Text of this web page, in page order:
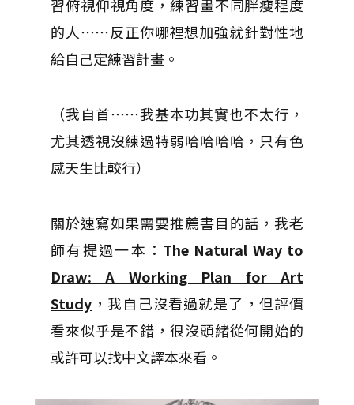
習俯視仰視角度，練習畫不同胖瘦程度
的人⋯⋯反正你哪裡想加強就針對性地
給自己定練習計畫。
（我自首⋯⋯我基本功其實也不太行，
尤其透視沒練過特弱哈哈哈哈，只有色
感天生比較行）
關於速寫如果需要推薦書目的話，我老
師有提過一本： The Natural Way to
Draw: A Working Plan for Art
Study ，我自己沒看過就是了，但評價
看來似乎是不錯，很沒頭緒從何開始的
或許可以找中文譯本來看。